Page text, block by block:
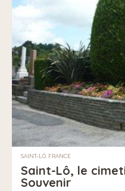
SAINT-LÔ, FRANCE
Saint-Lô, le
Souvenir